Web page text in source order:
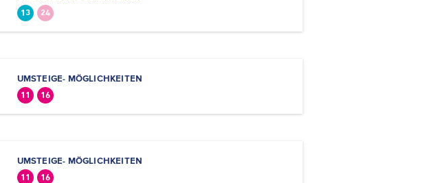
13 24
UMSTEIGE- MÖGLICHKEITEN
11 16
UMSTEIGE- MÖGLICHKEITEN
11 16